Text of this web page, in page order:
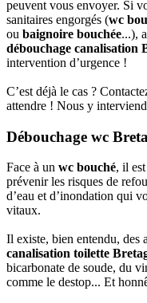
peuvent vous envoyer. Si
sanitaires engorgés (wc
ou baignoire bouchée...),
débouchage canalisation
intervention d’urgence !
C’est déjà le cas ?
attendre ! Nous y
Débouchage wc
Face à un wc bouché, il
prévenir les risques de
d’eau et d’inondation qui
vitaux.
Il existe, bien entendu, des
canalisation toilette
bicarbonate de soude, du
comme le destop... Et